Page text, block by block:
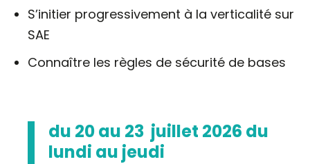
S’initier progressivement à la verticalité sur
SAE
Connaître les règles de sécurité de bases
du 20 au 23 juillet 2026 du
lundi au jeudi